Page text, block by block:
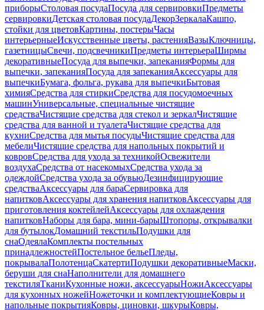
приборыСтоловая посудаПосуда для сервировкиПредметы
сервировкиДетская столовая посудаДекорЗеркалаКашпо,
стойки для цветовКартины, постерыЧасы
интерьерныеИскусственные цветы, растенияВазыКлючницы,
газетницыСвечи, подсвечникиПредметы интерьераШирмы
декоративныеПосуда для выпечки, запеканияФормы для
выпечки, запеканияПосуда для запеканияАксессуары для
выпечкиБумага, фольга, рукава для выпечкиБытовая
химияСредства для стиркиСредства для посудомоечных
машинУниверсальные, специальные чистящие
средстваЧистящие средства для стекол и зеркалЧистящие
средства для ванной и туалетаЧистящие средства для
кухниСредства для мытья посудыЧистящие средства для
мебелиЧистящие средства для напольных покрытий и
ковровСредства для ухода за техникойОсвежители
воздухаСредства от насекомыхСредства ухода за
одеждойСредства ухода за обувьюДезинфицирующие
средстваАксессуары для бараСервировка для
напитковАксессуары для хранения напитковАксессуары для
приготовления коктейлейАксессуары для охлаждения
напитковНаборы для бара, мини-барыШтопоры, открывалки
для бутылокДомашний текстильПодушки для
снаОдеялаКомплекты постельных
принадлежностейПостельное бельеПледы,
покрывалаПолотенцаСкатертиПодушки декоративныеМаски,
беруши для снаНаполнители для домашнего
текстиляТканиКухонные ножи, аксессуарыНожиАксессуары
для кухонных ножейНожеточки и комплектующиеКовры и
напольные покрытияКовры, циновки, шкурыКовры,